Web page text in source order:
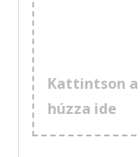
Kattintson
húzza ide